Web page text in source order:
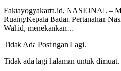
Faktayogyakarta.id, NASIONAL –
Ruang/Kepala Badan Pertanahan
Wahid, menekankan…
Tidak Ada Postingan Lagi.
Tidak ada lagi halaman untuk dimuat.